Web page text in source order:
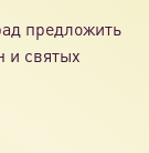
предложить
и святых